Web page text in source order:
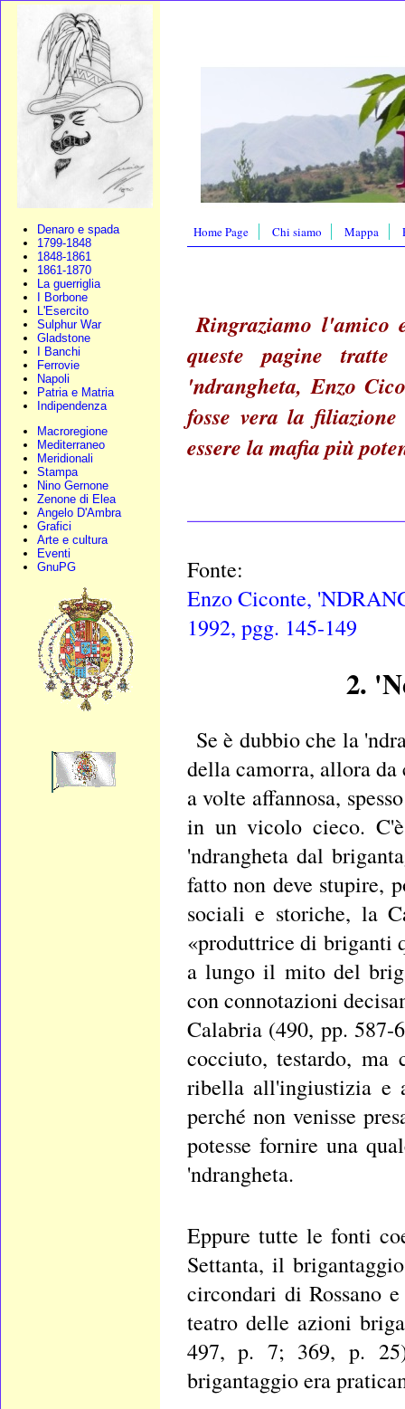
Denaro e spada
1799-1848
1848-1861
1861-1870
La guerriglia
I Borbone
L'Esercito
Sulphur War
Gladstone
I Banchi
Ferrovie
Napoli
Patria e Matria
Indipendenza
Macroregione
Mediterraneo
Meridionali
Stampa
Nino Gernone
Zenone di Elea
Angelo D'Ambra
Grafici
Arte e cultura
Eventi
GnuPG
Home Page Chi siamo Mappa
Ringraziamo l'amico
queste pagine
'ndrangheta, Enzo
fosse vera la
essere la mafia più
Fonte:
Enzo Ciconte,
1992, pgg. 145-149
2.
Se è dubbio che la
della camorra, allora
a volte affannosa,
in un vicolo cieco.
'ndrangheta dal
fatto non deve stupire,
sociali e storiche, la
«produttrice di briganti
a lungo il mito del
con connotazioni
Calabria (490, pp.
cocciuto, testardo,
ribella all'ingiustizia e
perché non venisse
potesse fornire una
'ndrangheta.
Eppure tutte le fonti
Settanta, il
circondari di Rossano
teatro delle azioni
497, p. 7; 369, p.
brigantaggio era